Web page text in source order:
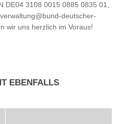
DE04 3108 0015 0885 0835 01,
deutscher-
wir uns herzlich im Voraus!
EBENFALLS